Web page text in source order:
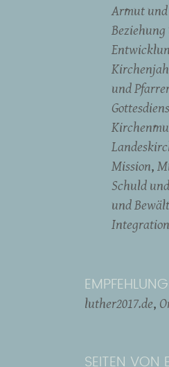
Armut
und
Mission
Schuld
und
Integration
luther2017.de
SEITEN VON